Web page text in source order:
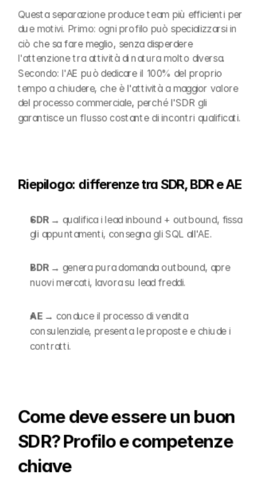
Questa separazione produce team più efficienti per
due motivi. Primo: ogni profilo può specializzarsi in
ciò che sa fare meglio, senza disperdere
l'attenzione tra attività di natura molto diversa.
Secondo: l'AE può dedicare il 100% del proprio
tempo a chiudere, che è l'attività a maggior valore
del processo commerciale, perché l'SDR gli
garantisce un flusso costante di incontri qualificati.
Riepilogo: differenze tra SDR, BDR e AE
SDR → qualifica i lead inbound + outbound, fissa
gli appuntamenti, consegna gli SQL all'AE.
BDR → genera pura domanda outbound, apre
nuovi mercati, lavora su lead freddi.
AE → conduce il processo di vendita
consulenziale, presenta le proposte e chiude i
contratti.
Come deve essere un buon
SDR? Profilo e competenze
chiave